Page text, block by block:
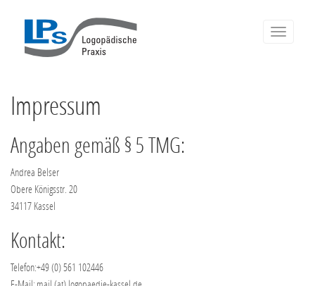
Toggle
Impressum
Angaben gemäß § 5 TMG:
Andrea Belser
Obere Königsstr. 20
34117 Kassel
Kontakt:
Telefon:+49 (0) 561 102446